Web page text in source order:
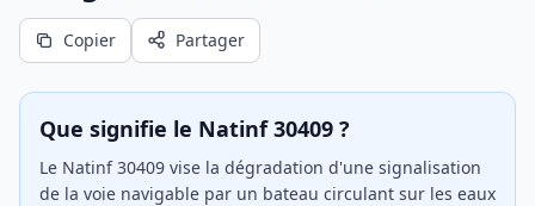
Copier Partager
Que signifie le Natinf 30409 ?
Le Natinf 30409 vise la dégradation d'une signalisation
de la voie navigable par un bateau circulant sur les eaux